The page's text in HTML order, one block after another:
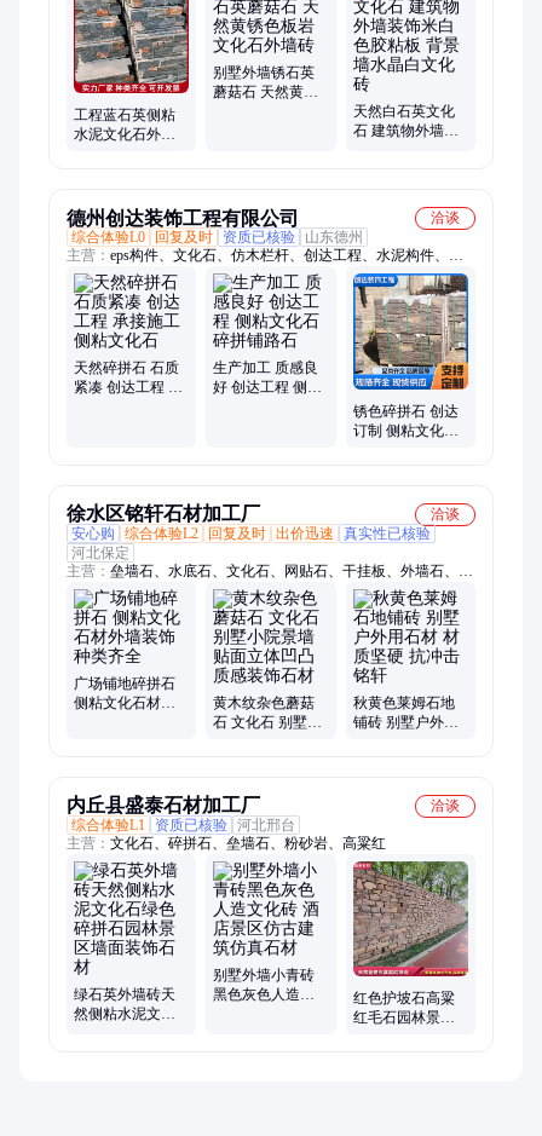
工程蓝石英侧粘
水泥文化石外墙
别墅外墙锈石英
蘑菇石 天然黄锈
天然白石英文化
石 建筑物外墙装
德州创达装饰工程有限公司
洽谈
综合体验L0
回复及时 资质已核验
山东德州
主营： eps构件、文化石、仿木栏杆、创达工程、水泥构件、水
泥装饰构件
天然碎拼石 石质
紧凑 创达工程 承
生产加工 质感良
好 创达工程 侧粘
锈色碎拼石 创达
订制 侧粘文化石
徐水区铭轩石材加工厂
洽谈
安心购
综合体验L2 回复及时 出价迅速
真实性已核验
河北保定
主营： 垒墙石、水底石、文化石、网贴石、干挂板、外墙石、地
铺石、条边石、黑山石、汀步石、雨花石、景观石、面包石、莱
姆石、护坡石、花岗岩、路沿石、铺地石、碎拼石、散石片、鹅
卵石、造景石、乱拼石、人造石、台阶石
广场铺地碎拼石
侧粘文化石材外
黄木纹杂色蘑菇
石 文化石 别墅小
秋黄色莱姆石地
铺砖 别墅户外用
内丘县盛泰石材加工厂
洽谈
综合体验L1
资质已核验 河北邢台
主营： 文化石、碎拼石、垒墙石、粉砂岩、高粱红
绿石英外墙砖天
然侧粘水泥文化
别墅外墙小青砖
黑色灰色人造文
红色护坡石高粱
红毛石园林景观